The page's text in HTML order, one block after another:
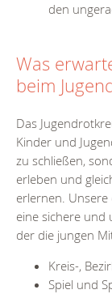
den
Was
beim
Das
Kinder und
zu schließen,
erleben und
erlernen.
eine sichere und
der die jungen
Kreis-,
Spiel und